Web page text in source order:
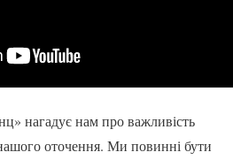
нагадує нам про важливість
оточення. Ми повинні бути